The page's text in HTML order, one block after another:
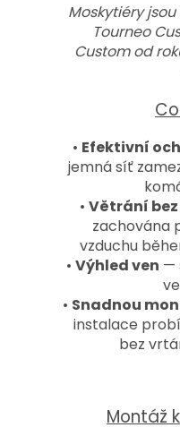
Moskytiéry
Tourneo
Custom od
• Efektivní
jemná síť
• Větrání
zachována
vzduchu
• Výhled ven —
• Snadnou
instalace
bez
Montáž